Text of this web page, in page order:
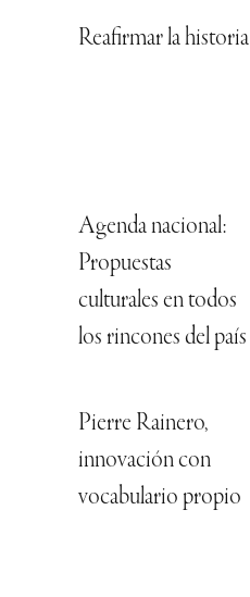
Reafirmar la historia
Agenda nacional:
Propuestas
culturales en todos
los rincones del país
Pierre Rainero,
innovación con
vocabulario propio